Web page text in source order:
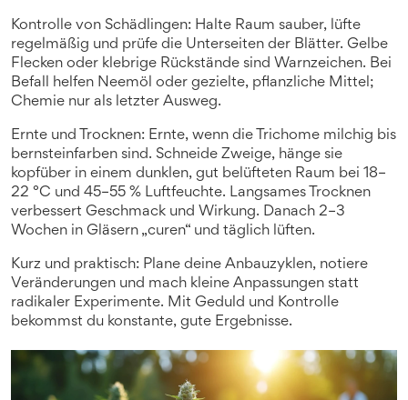
Kontrolle von Schädlingen: Halte Raum sauber, lüfte
regelmäßig und prüfe die Unterseiten der Blätter. Gelbe
Flecken oder klebrige Rückstände sind Warnzeichen. Bei
Befall helfen Neemöl oder gezielte, pflanzliche Mittel;
Chemie nur als letzter Ausweg.
Ernte und Trocknen: Ernte, wenn die Trichome milchig bis
bernsteinfarben sind. Schneide Zweige, hänge sie
kopfüber in einem dunklen, gut belüfteten Raum bei 18–
22 °C und 45–55 % Luftfeuchte. Langsames Trocknen
verbessert Geschmack und Wirkung. Danach 2–3
Wochen in Gläsern „curen“ und täglich lüften.
Kurz und praktisch: Plane deine Anbauzyklen, notiere
Veränderungen und mach kleine Anpassungen statt
radikaler Experimente. Mit Geduld und Kontrolle
bekommst du konstante, gute Ergebnisse.